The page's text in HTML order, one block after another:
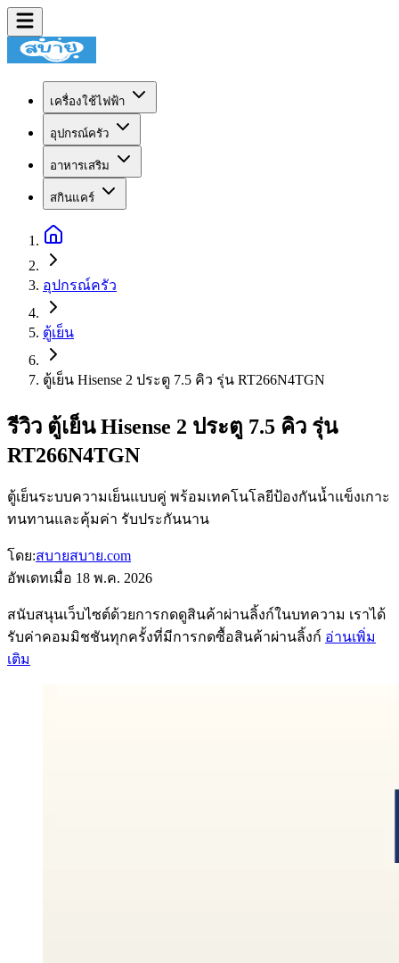
เครื่องใช้ไฟฟ้า
อุปกรณ์ครัว
อาหารเสริม
สกินแคร์
อุปกรณ์ครัว
ตู้เย็น
ตู้เย็น Hisense 2 ประตู 7.5 คิว รุ่น RT266N4TGN
รีวิว ตู้เย็น Hisense 2 ประตู 7.5 คิว รุ่น
RT266N4TGN
ตู้เย็นระบบความเย็นแบบคู่ พร้อมเทคโนโลยีป้องกันน้ำแข็งเกาะ
ทนทานและคุ้มค่า รับประกันนาน
โดย:สบายสบาย.com
อัพเดทเมื่อ 18 พ.ค. 2026
สนับสนุนเว็บไซต์ด้วยการกดดูสินค้าผ่านลิ้งก์ในบทความ เราได้
รับค่าคอมมิชชันทุกครั้งที่มีการกดซื้อสินค้าผ่านลิ้งก์ อ่านเพิ่ม
เติม